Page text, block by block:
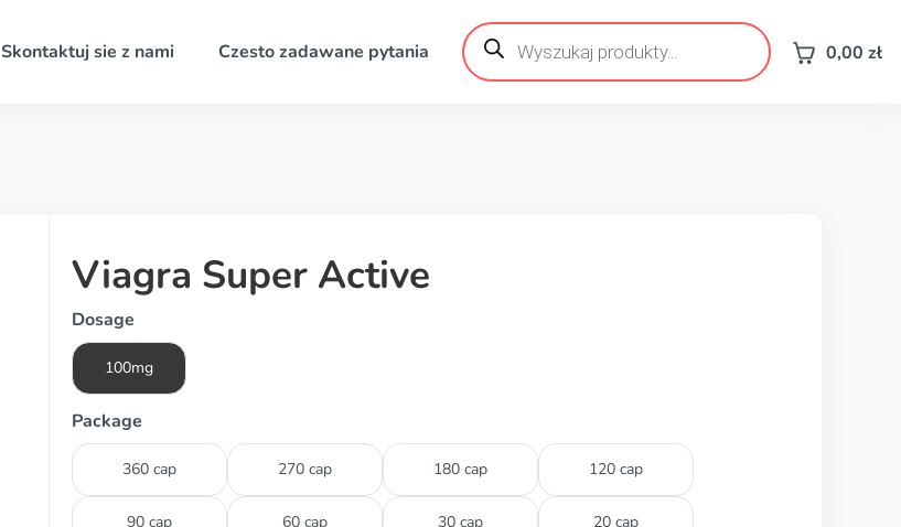
Skontaktuj sie z nami Czesto zadawane pytania
Wyszukiwarka
produktów 0,00 zł
Viagra Super Active
Dosage
100mg
Package
360 cap 270 cap 180 cap 120 cap
90 cap 60 cap 30 cap 20 cap